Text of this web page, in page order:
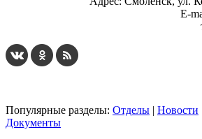
E-
Популярные разделы: Отделы | Новости
Документы